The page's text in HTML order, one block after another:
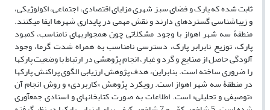
ثابت شده که پارک و فضای سبز شهری مزایای اقتصادی، اجتماعی، اکولوژیکی،
و زیباشناسی گسترده­ای دارند و نقش مهمی در پایداری شهرها ایفا می­کنند.
منطقۀ سه شهر اهواز با وجود مشکلاتی چون همجواری­های نامناسب، کمبود
پارک، توزیع نابرابر پارک، دسترسی نامناسب به همراه شدت گرما، وجود
آلودگی حاصل از صنایع و گرد و غبار، انجام پژوهشی در ارتباط با وضعیت پارک­ها
را ضروری ساخته است. بنابراین، هدف پژوهش ارزیابی الگوی پراکنش پارک­ها
در منطقۀ سه شهر اهواز است. رویکرد پژوهش «کاربردی» و روش انجام آن
«توصیفی و تحلیلی» است. اطلاعات به صورت کتابخانه­ای و اسنادی جمع­آوری